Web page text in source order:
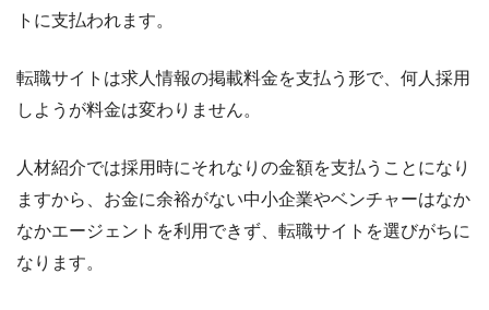
トに支払われます。
転職サイト は求人情報の掲載料金を支払う形で、 何人採用
しようが料金は変わりません。
人材紹介では採用時にそれなりの金額を支払うことになり
ますから、お金に余裕がない中小企業やベンチャーはなか
なかエージェントを利用できず、転職サイトを選びがちに
なります。